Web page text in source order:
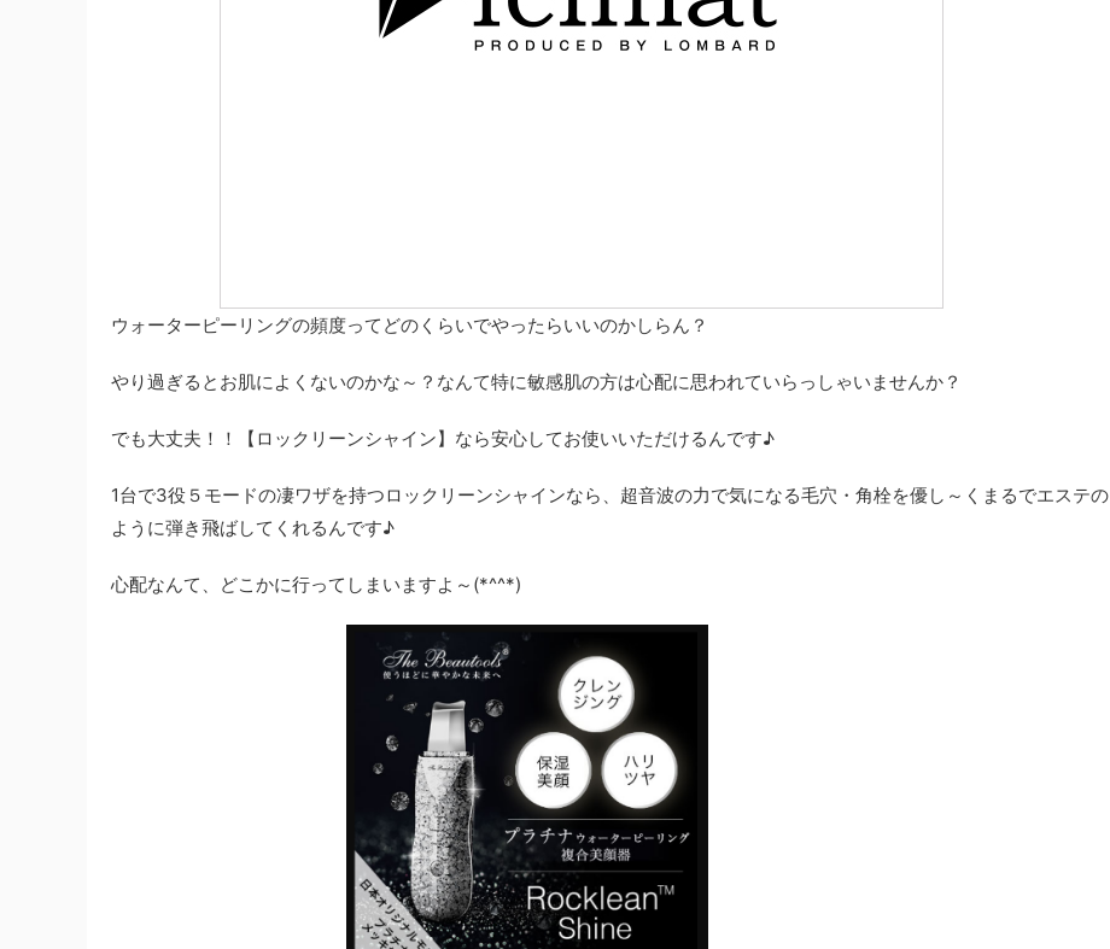
ウォーターピーリングの頻度ってどのくらいでやったらいいのかしらん？
やり過ぎるとお肌によくないのかな～？なんて特に敏感肌の方は心配に思われていらっしゃいませんか？
でも大丈夫！！【ロックリーンシャイン】なら安心してお使いいただけるんです♪
1台で3役５モードの凄ワザを持つロックリーンシャインなら、超音波の力で気になる毛穴・角栓を優し～くまるでエステの
ように弾き飛ばしてくれるんです♪
心配なんて、どこかに行ってしまいますよ～(*^^*)